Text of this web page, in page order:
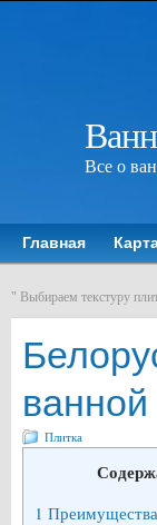
Все о
Главная
" Выбираем текстуру
ванной
Плитка
1